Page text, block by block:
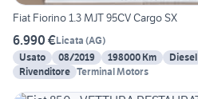
Fiat Fiorino 1.3 MJT 95CV Cargo SX
6.990 €Licata (AG)
Usato
08/2019 198000 Km Diesel
Rivenditore Terminal Motors